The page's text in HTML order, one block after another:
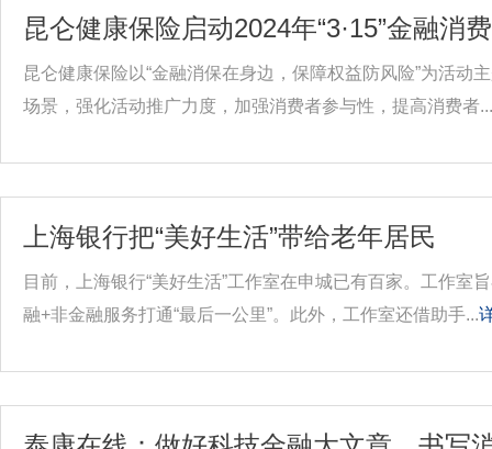
昆仑健康保险启动2024年“3·15”金融消
昆仑健康保险以“金融消保在身边，保障权益防风险”为活动
场景，强化活动推广力度，加强消费者参与性，提高消费者...
上海银行把“美好生活”带给老年居民
目前，上海银行“美好生活”工作室在申城已有百家。工作室
融+非金融服务打通“最后一公里”。此外，工作室还借助手...